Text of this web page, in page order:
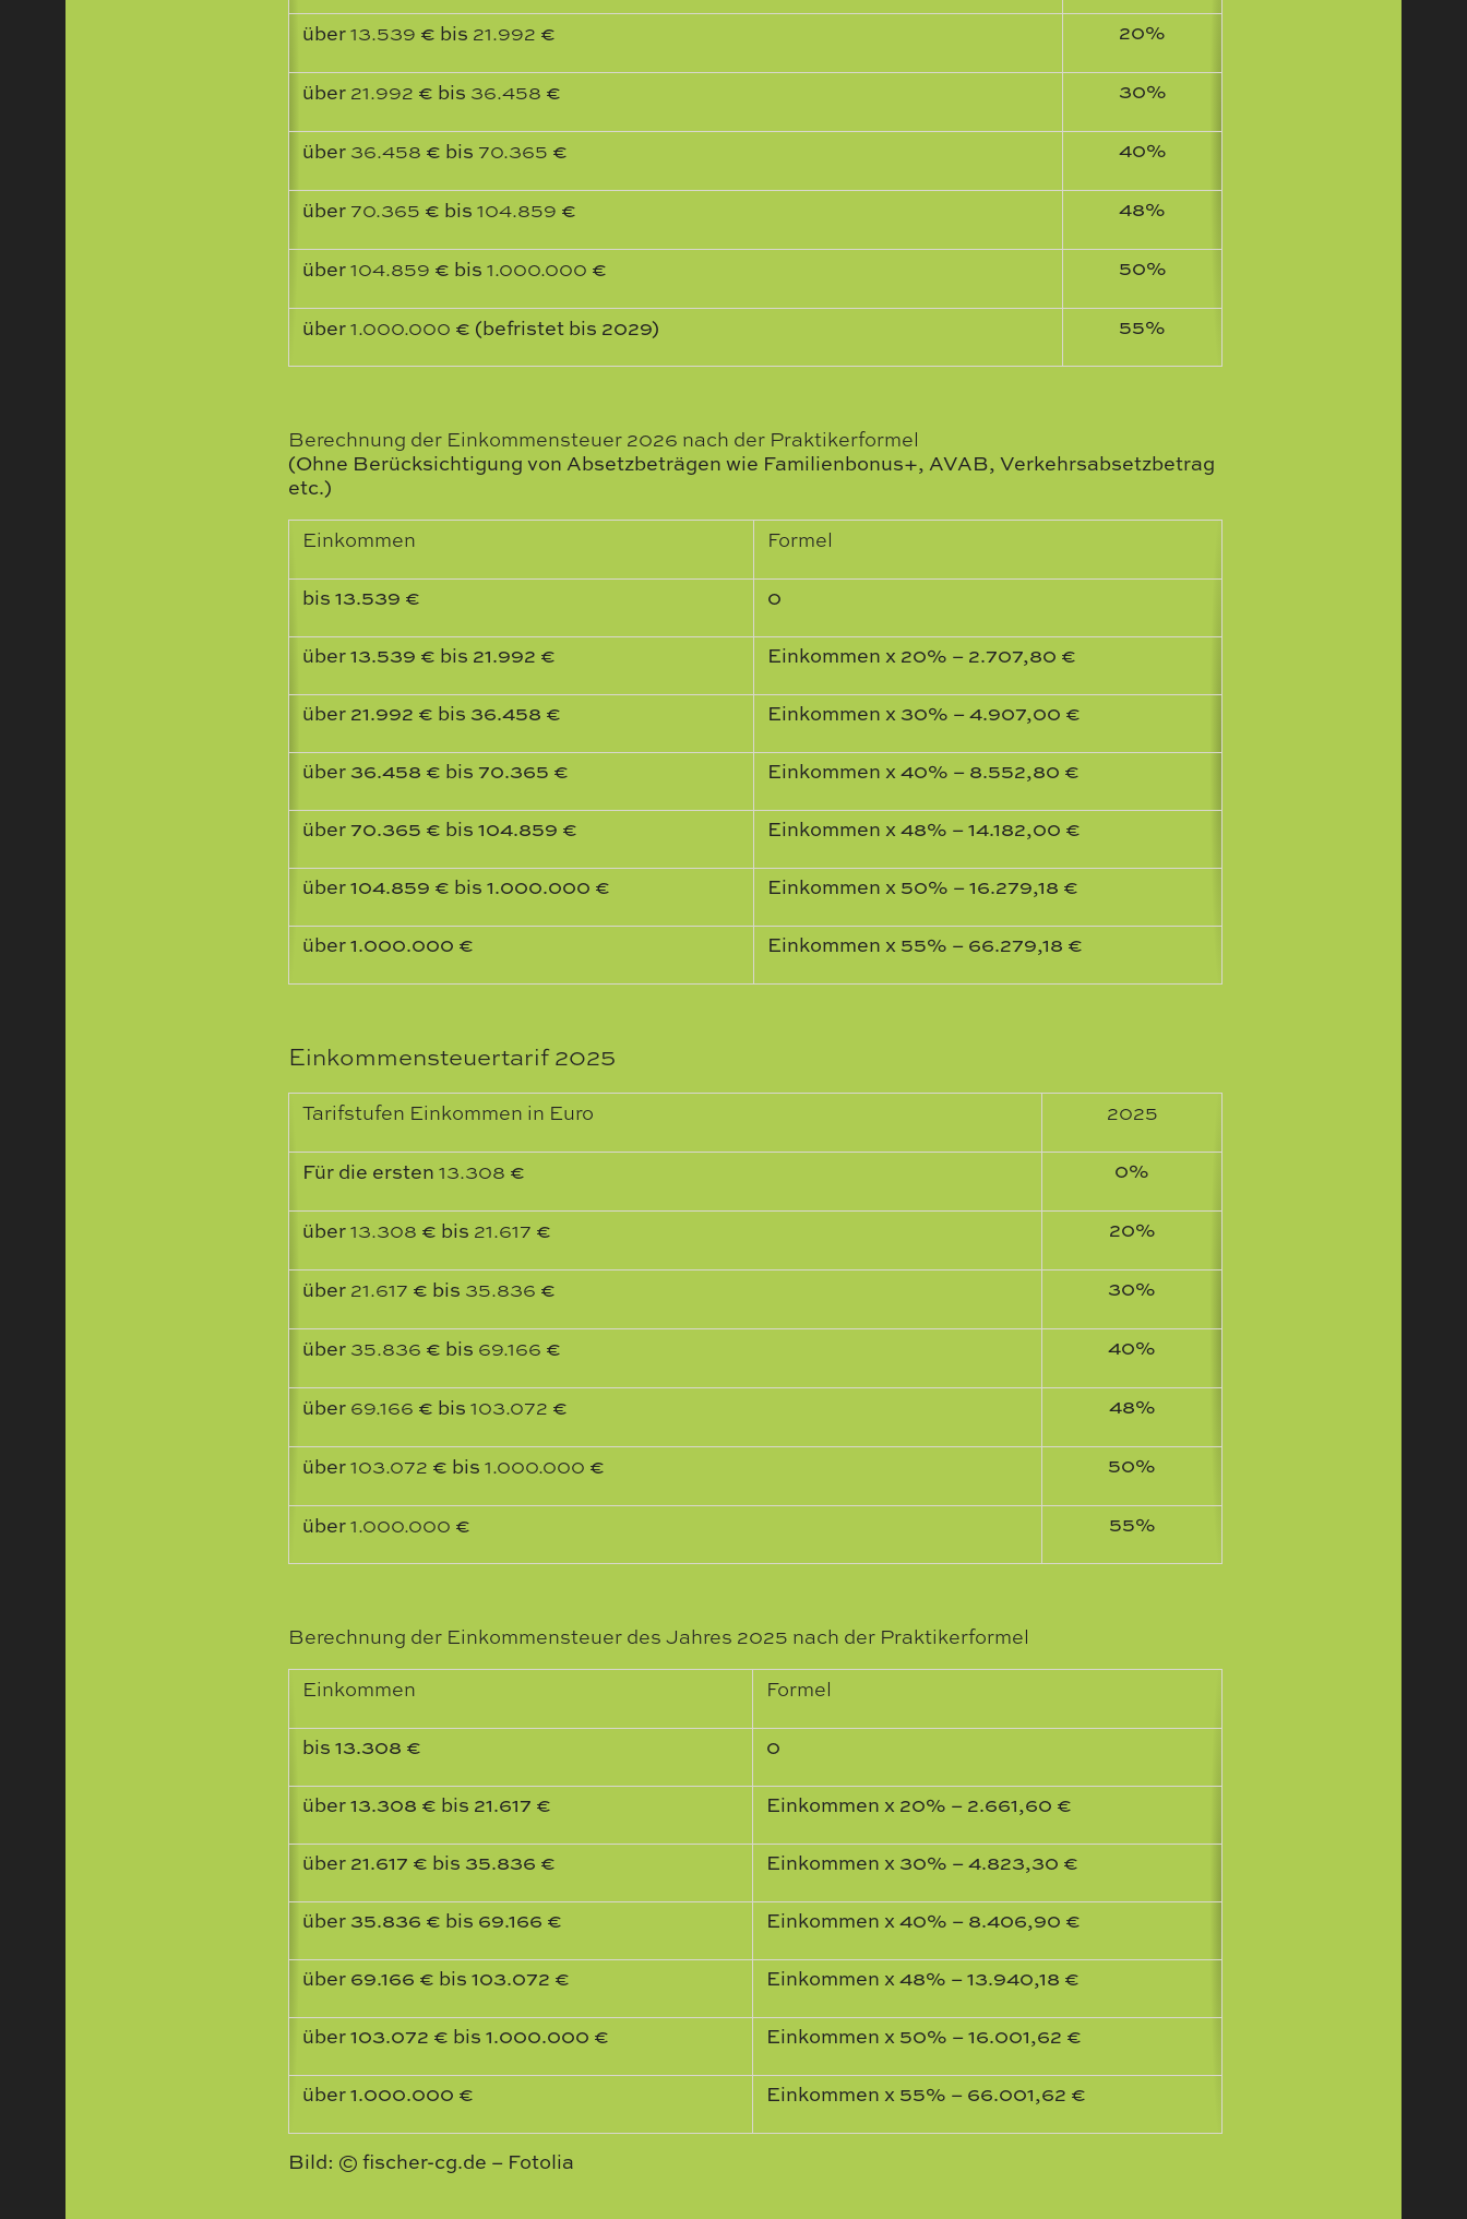
über13.539 € bis 21.992 € 20%
über 21.992 € bis 36.458 € 30%
über 36.458 € bis 70.365 € 40%
über 70.365 € bis 104.859 € 48%
über104.859 € bis 1.000.000 € 50%
über1.000.000 € (befristet bis 2029) 55%
Berechnung der Einkommensteuer 2026 nach der Praktikerformel
(Ohne Berücksichtigung von Absetzbeträgen wie Familienbonus+, AVAB, Verkehrsabsetzbetrag
etc.)
Einkommen Formel
bis 13.539 € 0
über 13.539 € bis 21.992 € Einkommen x 20% – 2.707,80 €
über 21.992 € bis 36.458 € Einkommen x 30% – 4.907,00 €
über 36.458 € bis 70.365 € Einkommen x 40% – 8.552,80 €
über 70.365 € bis 104.859 € Einkommen x 48% – 14.182,00 €
über 104.859 € bis 1.000.000 € Einkommen x 50% – 16.279,18 €
über 1.000.000 € Einkommen x 55% – 66.279,18 €
Einkommensteuertarif 2025
Tarifstufen Einkommen in Euro 2025
Für die ersten 13.308 € 0%
über13.308 € bis 21.617 € 20%
über 21.617 € bis 35.836 € 30%
über 35.836 € bis 69.166 € 40%
über 69.166 € bis 103.072 € 48%
über103.072 € bis 1.000.000 € 50%
über1.000.000 € 55%
Berechnung der Einkommensteuer des Jahres 2025 nach der Praktikerformel
Einkommen
Formel
bis 13.308 € 0
über 13.308 € bis 21.617 € Einkommen x 20% – 2.661,60 €
über 21.617 € bis 35.836 € Einkommen x 30% – 4.823,30 €
über 35.836 € bis 69.166 € Einkommen x 40% – 8.406,90 €
über 69.166 € bis 103.072 € Einkommen x 48% – 13.940,18 €
über 103.072 € bis 1.000.000 € Einkommen x 50% – 16.001,62 €
über 1.000.000 € Einkommen x 55% – 66.001,62 €
Bild: © fischer-cg.de – Fotolia